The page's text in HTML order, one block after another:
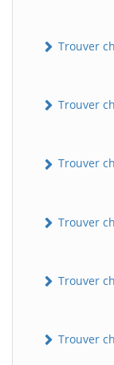
Trouver
Trouver
Trouver
Trouver
Trouver
Trouver